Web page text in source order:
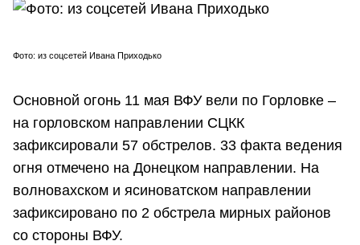
Фото: из соцсетей Ивана Приходько
Основной огонь 11 мая ВФУ вели по Горловке –
на горловском направлении СЦКК
зафиксировали 57 обстрелов. 33 факта ведения
огня отмечено на Донецком направлении. На
волновахском и ясиноватском направлении
зафиксировано по 2 обстрела мирных районов
со стороны ВФУ.